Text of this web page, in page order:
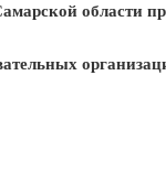
области